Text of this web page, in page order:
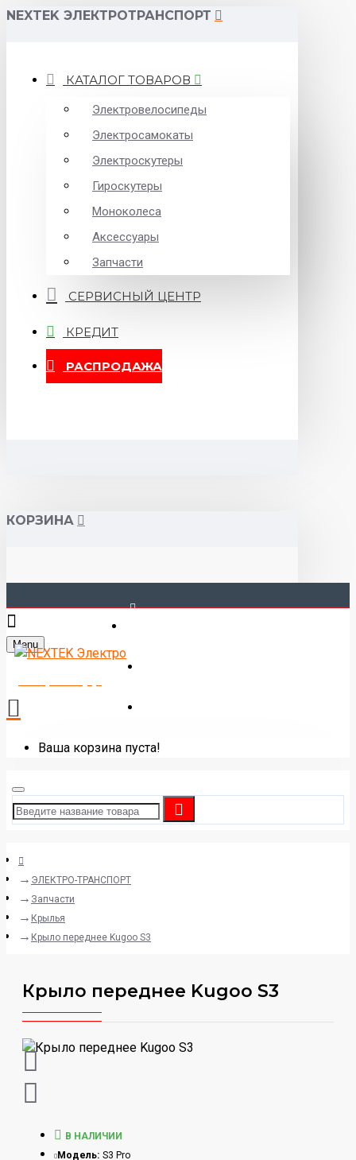
NEXTEK ЭЛЕКТРОТРАНСПОРТ
КАТАЛОГ ТОВАРОВ
Электровелосипеды
Электросамокаты
Электроскутеры
Гироскутеры
Моноколеса
Аксессуары
Запчасти
СЕРВИСНЫЙ ЦЕНТР
КРЕДИТ
РАСПРОДАЖА
КОРЗИНА
Menu
Ваша корзина пуста!
ЭЛЕКТРО-ТРАНСПОРТ
Запчасти
Крылья
Крыло переднее Kugoo S3
Крыло переднее Kugoo S3
В НАЛИЧИИ
Модель: S3 Pro